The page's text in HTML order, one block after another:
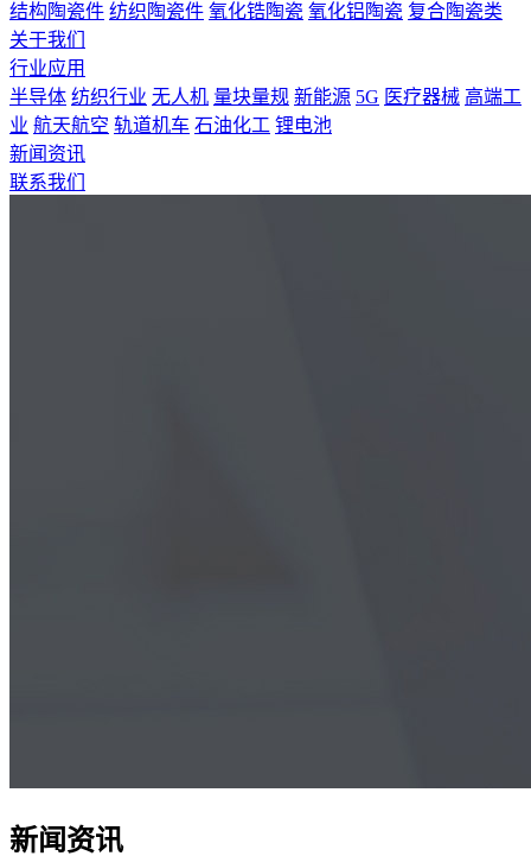
结构陶瓷件 纺织陶瓷件 氧化锆陶瓷 氧化铝陶瓷 复合陶瓷类
关于我们
行业应用
半导体 纺织行业 无人机 量块量规 新能源 5G 医疗器械 高端工
业 航天航空 轨道机车 石油化工 锂电池
新闻资讯
联系我们
新闻资讯